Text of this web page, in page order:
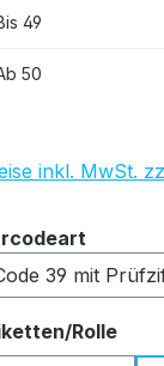
49
50
inkl. MwSt.
Rolle